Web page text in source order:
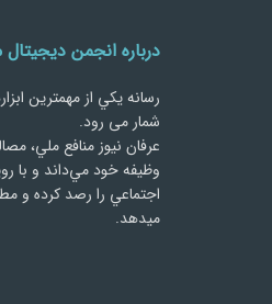
درباره انجمن دیجیتال
رسانه يكي از مهمترین
شمار می رود.
عرفان نیوز منافع ملي،
وظيفه خود مي‌داند و با
اجتماعي را رصد کرده و
میدهد.